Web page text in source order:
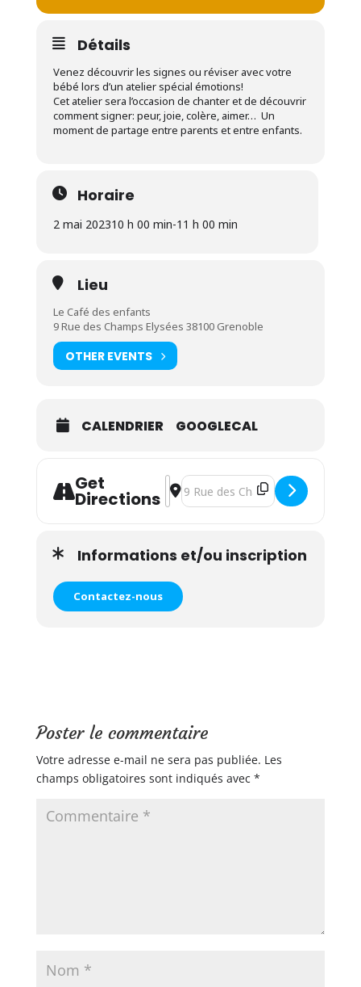
Détails
Venez découvrir les signes ou réviser avec votre
bébé lors d’un atelier spécial émotions!
Cet atelier sera l’occasion de chanter et de découvrir
comment signer: peur, joie, colère, aimer… Un
moment de partage entre parents et entre enfants.
Horaire
2 mai 202310 h 00 min-11 h 00 min
Lieu
Le Café des enfants
9 Rue des Champs Elysées 38100 Grenoble
OTHER EVENTS
CALENDRIER GOOGLECAL
Get
Directions
Address - Atelier Signe Les
Destination Address - Atelier
Informations et/ou inscription
Contactez-nous
Poster le commentaire
Votre adresse e-mail ne sera pas publiée. Les
champs obligatoires sont indiqués avec *